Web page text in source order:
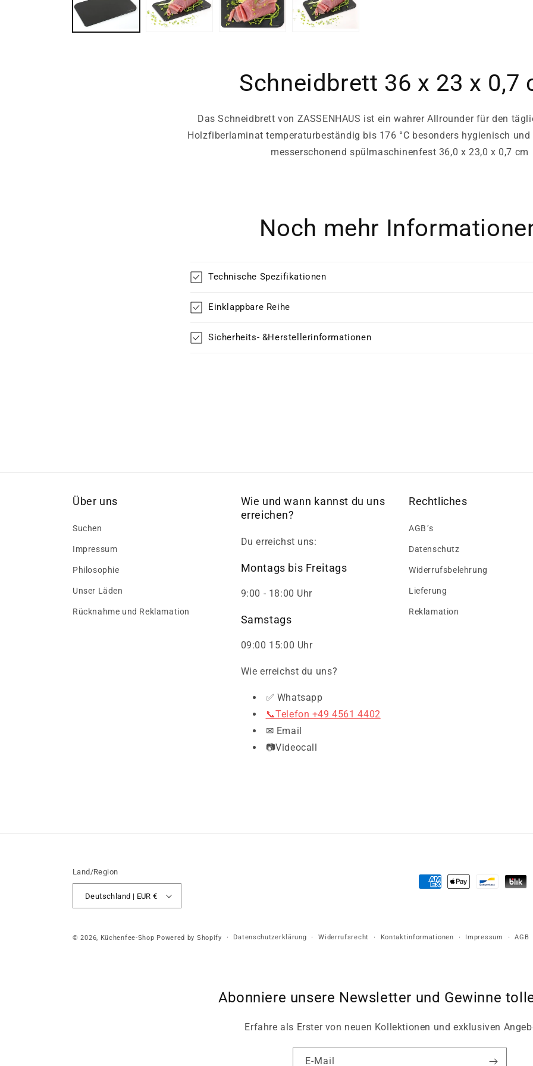
Schneidbrett 36 x 23 x 0,7
Das Schneidbrett von ZASSENHAUS ist ein wahrer Allrounder für den
Holzfiberlaminat temperaturbeständig bis 176 °C besonders hygienisch
messerschonend spülmaschinenfest 36,0 x 23,0 x 0,7 cm
Noch mehr
Technische Spezifikationen
Einklappbare Reihe
Sicherheits- &Herstellerinformationen
Über uns
Suchen
Impressum
Philosophie
Unser Läden
Rücknahme und Reklamation
Wie und wann kannst du uns
erreichen?
Du erreichst uns:
Montags bis Freitags
9:00 - 18:00 Uhr
Samstags
09:00 15:00 Uhr
Wie erreichst du uns?
✅ Whatsapp
📞Telefon +49 4561 4402
✉ Email
📷Videocall
Rechtliches
AGB´s
Datenschutz
Widerrufsbelehrung
Lieferung
Reklamation
Land/Region
Deutschland | EUR €
Zahlungsmethoden
© 2026, Küchenfee-Shop Powered by Shopify Datenschutzerklärung Widerrufsrecht Kontaktinformationen Impressum AGB
Abonniere unsere Newsletter und Gewinne
Erfahre als Erster von neuen Kollektionen und exklusiven
E-Mail